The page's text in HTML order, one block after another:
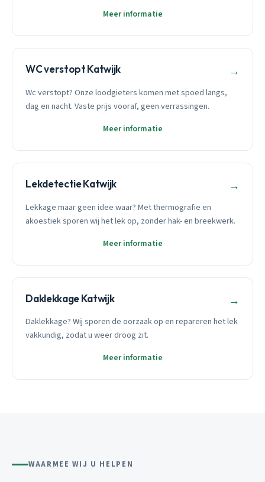
Meer informatie
WC verstopt Katwijk →
Wc verstopt? Onze loodgieters komen met spoed langs,
dag en nacht. Vaste prijs vooraf, geen verrassingen.
Meer informatie
Lekdetectie Katwijk →
Lekkage maar geen idee waar? Met thermografie en
akoestiek sporen wij het lek op, zonder hak- en breekwerk.
Meer informatie
Daklekkage Katwijk →
Daklekkage? Wij sporen de oorzaak op en repareren het lek
vakkundig, zodat u weer droog zit.
Meer informatie
WAARMEE WIJ U HELPEN